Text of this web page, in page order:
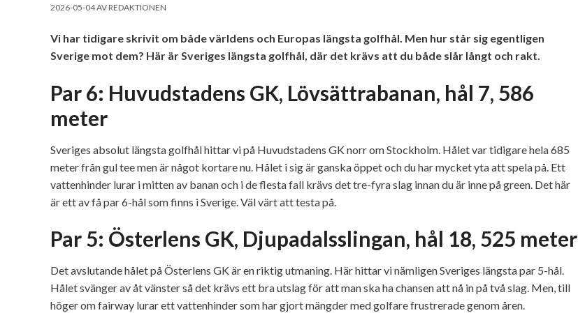
2026-05-04AVREDAKTIONEN
Vi har tidigare skrivit om både världens och Europas längsta golfhål. Men hur står sig egentligen
Sverige mot dem? Här är Sveriges längsta golfhål, där det krävs att du både slår långt och rakt.
Par 6: Huvudstadens GK, Lövsättrabanan, hål 7, 586
meter
Sveriges absolut längsta golfhål hittar vi på Huvudstadens GK norr om Stockholm. Hålet var tidigare hela 685
meter från gul tee men är något kortare nu. Hålet i sig är ganska öppet och du har mycket yta att spela på. Ett
vattenhinder lurar i mitten av banan och i de flesta fall krävs det tre-fyra slag innan du är inne på green. Det här
är ett av få par 6-hål som finns i Sverige. Väl värt att testa på.
Par 5: Österlens GK, Djupadalsslingan, hål 18, 525 meter
Det avslutande hålet på Österlens GK är en riktig utmaning. Här hittar vi nämligen Sveriges längsta par 5-hål.
Hålet svänger av åt vänster så det krävs ett bra utslag för att man ska ha chansen att nå in på två slag. Men, till
höger om fairway lurar ett vattenhinder som har gjort mängder med golfare frustrerade genom åren.